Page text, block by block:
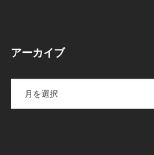
アーカイブ